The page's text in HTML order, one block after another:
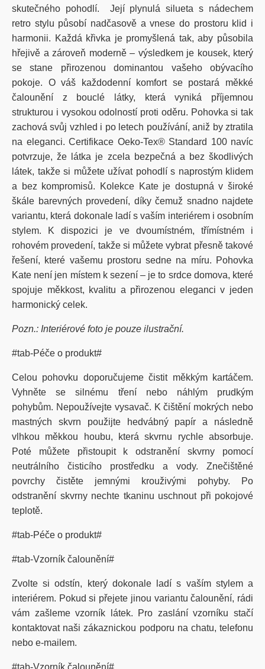
skutečného pohodlí. Její plynulá silueta s nádechem
retro stylu působí nadčasově a vnese do prostoru klid i
harmonii. Každá křivka je promyšlená tak, aby působila
hřejivě a zároveň moderně – výsledkem je kousek, který
se stane přirozenou dominantou vašeho obývacího
pokoje. O váš každodenní komfort se postará měkké
čalounění z bouclé látky, která vyniká příjemnou
strukturou i vysokou odolností proti oděru. Pohovka si tak
zachová svůj vzhled i po letech používání, aniž by ztratila
na eleganci. Certifikace Oeko-Tex® Standard 100 navíc
potvrzuje, že látka je zcela bezpečná a bez škodlivých
látek, takže si můžete užívat pohodlí s naprostým klidem
a bez kompromisů. Kolekce Kate je dostupná v široké
škále barevných provedení, díky čemuž snadno najdete
variantu, která dokonale ladí s vaším interiérem i osobním
stylem. K dispozici je ve dvoumístném, třímístném i
rohovém provedení, takže si můžete vybrat přesně takové
řešení, které vašemu prostoru sedne na míru. Pohovka
Kate není jen místem k sezení – je to srdce domova, které
spojuje měkkost, kvalitu a přirozenou eleganci v jeden
harmonický celek.
Pozn.: Interiérové foto je pouze ilustrační.
#tab-Péče o produkt#
Celou pohovku doporučujeme čistit měkkým kartáčem.
Vyhněte se silnému tření nebo náhlým prudkým
pohybům. Nepoužívejte vysavač. K čištění mokrých nebo
mastných skvrn použijte hedvábný papír a následně
vlhkou měkkou houbu, která skvrnu rychle absorbuje.
Poté můžete přistoupit k odstranění skvrny pomocí
neutrálního čisticího prostředku a vody. Znečištěné
povrchy čistěte jemnými krouživými pohyby. Po
odstranění skvrny nechte tkaninu uschnout při pokojové
teplotě.
#tab-Péče o produkt#
#tab-Vzorník čalounění#
Zvolte si odstín, který dokonale ladí s vaším stylem a
interiérem. Pokud si přejete jinou variantu čalounění, rádi
vám zašleme vzorník látek. Pro zaslání vzorníku stačí
kontaktovat naši zákaznickou podporu na chatu, telefonu
nebo e-mailem.